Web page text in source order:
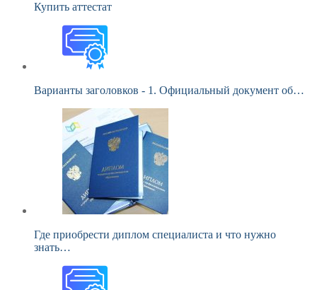
Купить аттестат
Варианты заголовков - 1. Официальный документ об…
Где приобрести диплом специалиста и что нужно
знать…